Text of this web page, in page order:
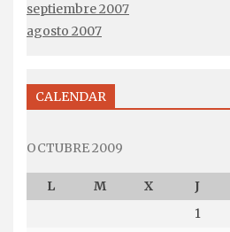
septiembre 2007
agosto 2007
CALENDAR
OCTUBRE 2009
L M X J
1